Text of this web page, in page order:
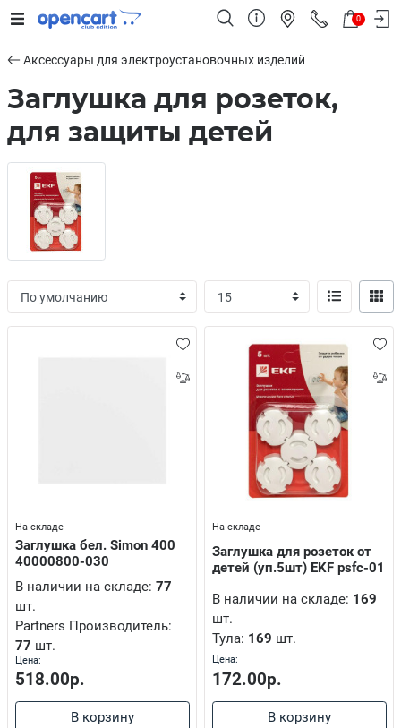
0
Аксессуары для электроустановочных изделий
Заглушка для розеток,
для защиты детей
На складе
Заглушка бел. Simon 400
40000800-030
В наличии на складе: 77
шт.
Partners Производитель:
77 шт.
Цена:
518.00р.
В корзину
На складе
Заглушка для розеток от
детей (уп.5шт) EKF psfc-01
В наличии на складе: 169
шт.
Тула: 169 шт.
Цена:
172.00р.
В корзину